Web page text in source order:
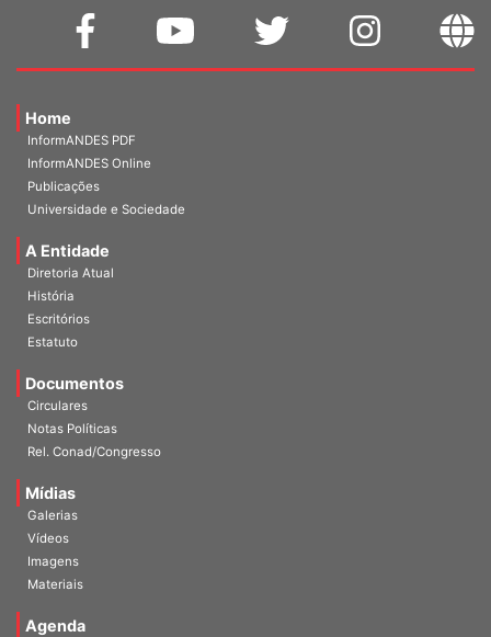
Home
InformANDES PDF
InformANDES Online
Publicações
Universidade e Sociedade
A Entidade
Diretoria Atual
História
Escritórios
Estatuto
Documentos
Circulares
Notas Políticas
Rel. Conad/Congresso
Mídias
Galerias
Vídeos
Imagens
Materiais
Agenda